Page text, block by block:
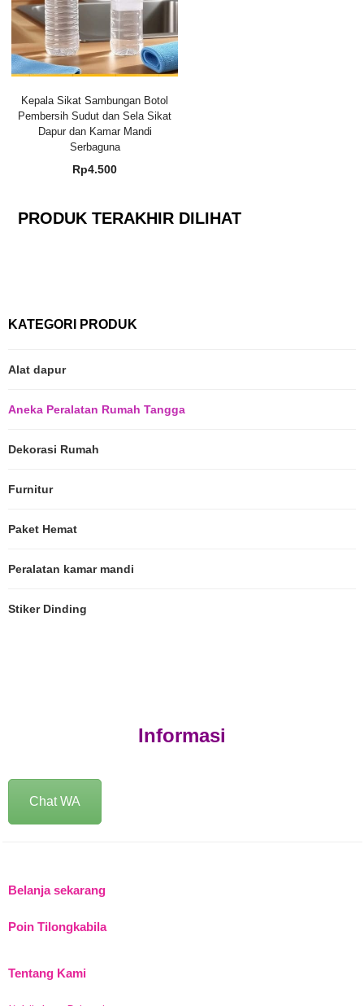
Kepala Sikat Sambungan Botol
Pembersih Sudut dan Sela Sikat
Dapur dan Kamar Mandi
Serbaguna
Rp4.500
PRODUK TERAKHIR DILIHAT
KATEGORI PRODUK
Alat dapur
Aneka Peralatan Rumah Tangga
Dekorasi Rumah
Furnitur
Paket Hemat
Peralatan kamar mandi
Stiker Dinding
Informasi
Chat WA
Belanja sekarang
Poin Tilongkabila
Tentang Kami